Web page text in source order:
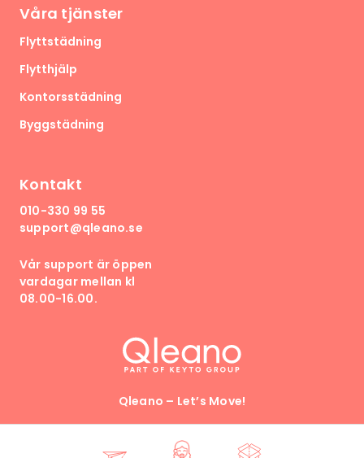
Våra tjänster
Flyttstädning
Flytthjälp
Kontorsstädning
Byggstädning
Kontakt
010-330 99 55
support@qleano.se
Vår support är öppen
vardagar mellan kl
08.00-16.00.
Qleano – Let’s Move!